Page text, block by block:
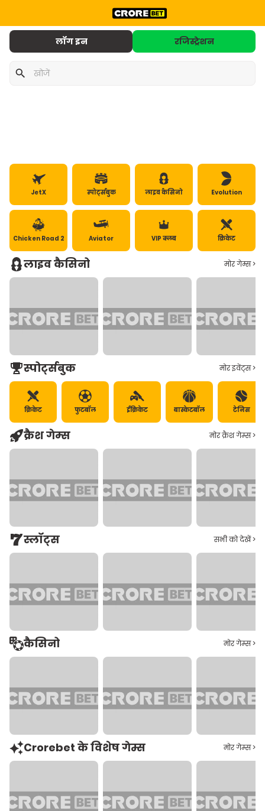
लॉग इन रजिस्ट्रेशन
JetX स्‍पोर्ट्सबुक‍ लाइव कैसिनो Evolution
Chicken Road 2 Aviator VIP क्लब क्रिकेट
लाइव कैसिनो मोर गेम्‍स >
स्‍पोर्ट्सबुक‍ मोर इवेंट्स >
क्रिकेट फुटबॉल ईक्रिकेट बास्‍केटबॉल टेनिस
क्रैश गेम्‍स मोर क्रैश गेम्स >
स्लॉट्स सभी को देखें >
कैसिनो मोर गेम्स >
Crorebet के विशेष गेम्स मोर गेम्स >